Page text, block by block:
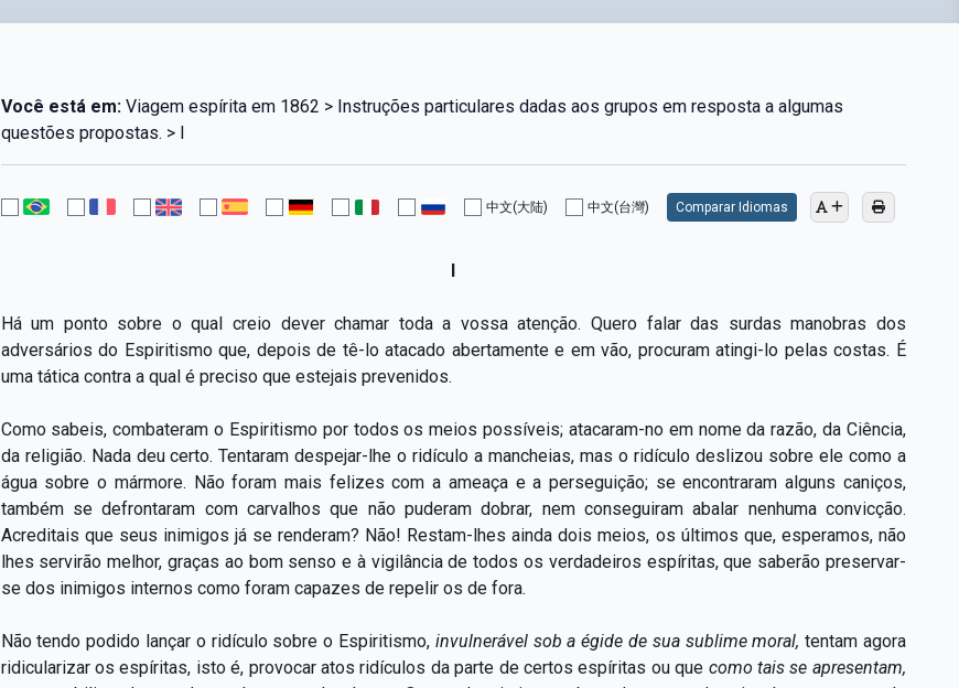
Você está em:Viagem espírita em 1862 > Instruções particulares dadas aos grupos em resposta a algumas
questões propostas. > I
中文(大陆) 中文(台灣) Comparar Idiomas
I
Há um ponto sobre o qual creio dever chamar toda a vossa atenção. Quero falar das surdas manobras dos
adversários do Espiritismo que, depois de tê-lo atacado abertamente e em vão, procuram atingi-lo pelas costas. É
uma tática contra a qual é preciso que estejais prevenidos.
Como sabeis, combateram o Espiritismo por todos os meios possíveis; atacaram-no em nome da razão, da Ciência,
da religião. Nada deu certo. Tentaram despejar-lhe o ridículo a mancheias, mas o ridículo deslizou sobre ele como a
água sobre o mármore. Não foram mais felizes com a ameaça e a perseguição; se encontraram alguns caniços,
também se defrontaram com carvalhos que não puderam dobrar, nem conseguiram abalar nenhuma convicção.
Acreditais que seus inimigos já se renderam? Não! Restam-lhes ainda dois meios, os últimos que, esperamos, não
lhes servirão melhor, graças ao bom senso e à vigilância de todos os verdadeiros espíritas, que saberão preservar-
se dos inimigos internos como foram capazes de repelir os de fora.
Não tendo podido lançar o ridículo sobre o Espiritismo, invulnerável sob a égide de sua sublime moral,tentam agora
ridicularizar os espíritas, isto é, provocar atos ridículos da parte de certos espíritas ou que como tais se apresentam,